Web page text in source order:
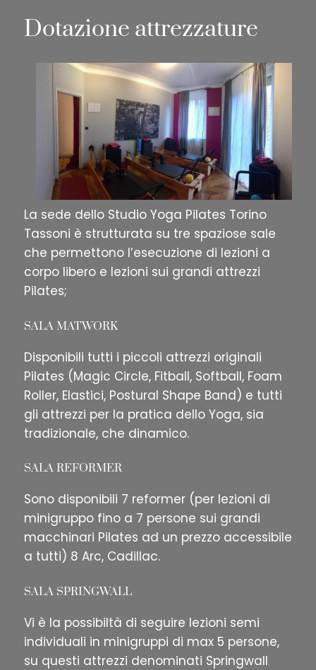
Dotazione attrezzature
La sede dello Studio Yoga Pilates Torino
Tassoni è strutturata su tre spaziose sale
che permettono l’esecuzione di lezioni a
corpo libero e lezioni sui grandi attrezzi
Pilates;
SALA MATWORK
Disponibili tutti i piccoli attrezzi originali
Pilates (Magic Circle, Fitball, Softball, Foam
Roller, Elastici, Postural Shape Band) e tutti
gli attrezzi per la pratica dello Yoga, sia
tradizionale, che dinamico.
SALA REFORMER
Sono disponibili 7 reformer (per lezioni di
minigruppo fino a 7 persone sui grandi
macchinari Pilates ad un prezzo accessibile
a tutti) 8 Arc, Cadillac.
SALA SPRINGWALL
Vi è la possibiltà di seguire lezioni semi
individuali in minigruppi di max 5 persone,
su questi attrezzi denominati Springwall